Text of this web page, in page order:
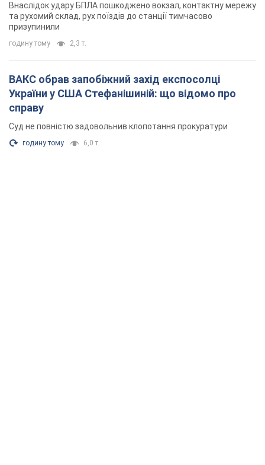
Внаслідок удару БПЛА пошкоджено вокзал, контактну мережу
та рухомий склад, рух поїздів до станції тимчасово
призупинили
годину тому 2,3 т.
ВАКС обрав запобіжний захід експосолці
України у США Стефанішиній: що відомо про
справу
Суд не повністю задовольнив клопотання прокуратури
годину тому 6,0 т.